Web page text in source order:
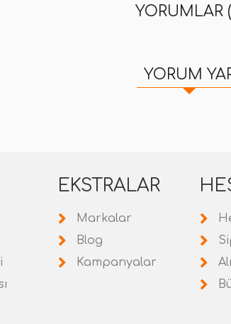
YORUMLAR
YORUM
EKSTRALAR
Markalar
Blog
Kampanyalar